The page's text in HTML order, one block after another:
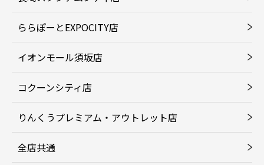
ららぽーとEXPOCITY店
イオンモール須坂店
コクーンシティ店
りんくうプレミアム・アウトレット店
全店共通